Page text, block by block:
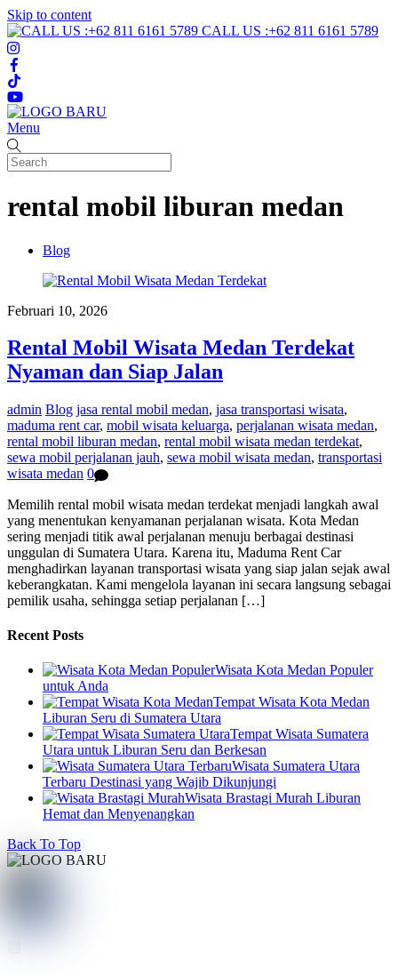
Skip to content
CALL US :+62 811 6161 5789
Menu
rental mobil liburan medan
Blog
Februari 10, 2026
Rental Mobil Wisata Medan Terdekat
Nyaman dan Siap Jalan
admin Blog jasa rental mobil medan, jasa transportasi wisata,
maduma rent car, mobil wisata keluarga, perjalanan wisata medan,
rental mobil liburan medan, rental mobil wisata medan terdekat,
sewa mobil perjalanan jauh, sewa mobil wisata medan, transportasi
wisata medan 0
Memilih rental mobil wisata medan terdekat menjadi langkah awal
yang menentukan kenyamanan perjalanan wisata. Kota Medan
sering menjadi titik awal perjalanan menuju berbagai destinasi
unggulan di Sumatera Utara. Karena itu, Maduma Rent Car
menghadirkan layanan transportasi wisata yang siap jalan sejak awal
keberangkatan. Kami mengelola layanan ini secara langsung sebagai
pemilik usaha, sehingga setiap perjalanan […]
Recent Posts
Wisata Kota Medan Populer
untuk Anda
Tempat Wisata Kota Medan
Liburan Seru di Sumatera Utara
Tempat Wisata Sumatera
Utara untuk Liburan Seru dan Berkesan
Wisata Sumatera Utara
Terbaru Destinasi yang Wajib Dikunjungi
Wisata Brastagi Murah Liburan
Hemat dan Menyenangkan
Back To Top